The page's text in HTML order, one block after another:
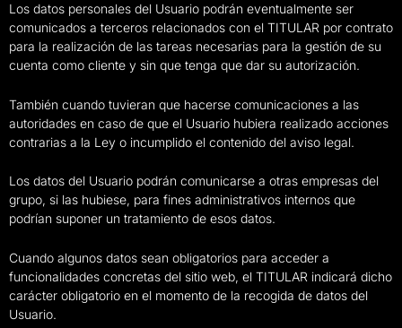
Los datos personales del Usuario podrán eventualmente ser
comunicados a terceros relacionados con el TITULAR por contrato
para la realización de las tareas necesarias para la gestión de su
cuenta como cliente y sin que tenga que dar su autorización.
También cuando tuvieran que hacerse comunicaciones a las
autoridades en caso de que el Usuario hubiera realizado acciones
contrarias a la Ley o incumplido el contenido del aviso legal.
Los datos del Usuario podrán comunicarse a otras empresas del
grupo, si las hubiese, para fines administrativos internos que
podrían suponer un tratamiento de esos datos.
Cuando algunos datos sean obligatorios para acceder a
funcionalidades concretas del sitio web, el TITULAR indicará dicho
carácter obligatorio en el momento de la recogida de datos del
Usuario.